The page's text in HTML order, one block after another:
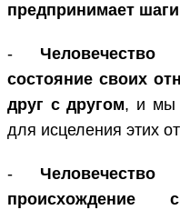
предпринимает
-
состояние своих
друг с другом, и мы
для исцеления этих
-
происхождение